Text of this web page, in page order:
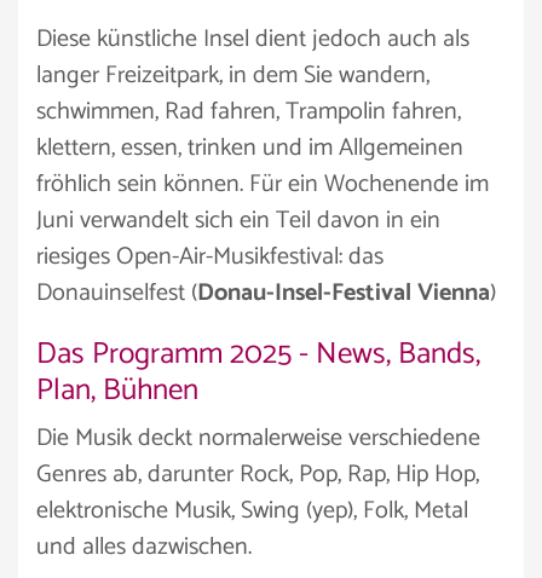
Diese künstliche Insel dient jedoch auch als
langer Freizeitpark, in dem Sie wandern,
schwimmen, Rad fahren, Trampolin fahren,
klettern, essen, trinken und im Allgemeinen
fröhlich sein können. Für ein Wochenende im
Juni verwandelt sich ein Teil davon in ein
riesiges Open-Air-Musikfestival: das
Donauinselfest (Donau-Insel-Festival Vienna)
Das Programm 2025 - News, Bands,
Plan, Bühnen
Die Musik deckt normalerweise verschiedene
Genres ab, darunter Rock, Pop, Rap, Hip Hop,
elektronische Musik, Swing (yep), Folk, Metal
und alles dazwischen.